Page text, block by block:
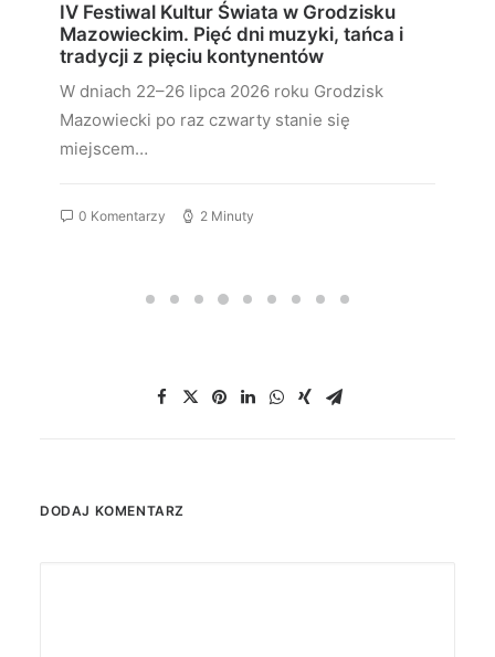
IV Festiwal Kultur Świata w Grodzisku
Mazowieckim. Pięć dni muzyki, tańca i
tradycji z pięciu kontynentów
W dniach 22–26 lipca 2026 roku Grodzisk
Mazowiecki po raz czwarty stanie się
miejscem…
0 Komentarzy 2 Minuty
DODAJ KOMENTARZ